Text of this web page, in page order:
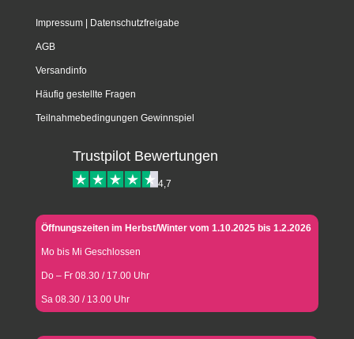
Impressum| Datenschutzfreigabe
AGB
Versandinfo
Häufig gestellte Fragen
Teilnahmebedingungen Gewinnspiel
Trustpilot Bewertungen
4,7
Öffnungszeiten im Herbst/Winter vom 1.10.2025 bis 1.2.2026
Mo bis Mi Geschlossen
Do – Fr 08.30 / 17.00 Uhr
Sa 08.30 / 13.00 Uhr